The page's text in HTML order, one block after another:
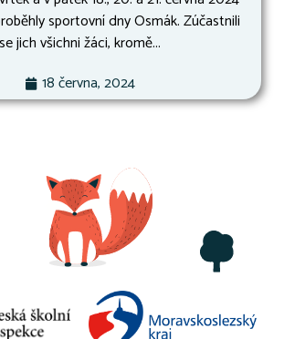
sportovní dny Osmák. Zúčastnili
se jich všichni žáci, kromě...
18 června, 2024